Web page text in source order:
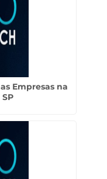
Empresas na